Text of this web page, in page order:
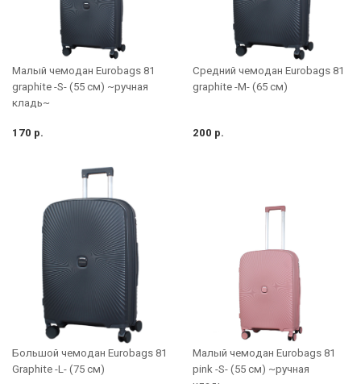
Малый чемодан Eurobags 81
graphite -S- (55 см) ~ручная
кладь~
170 р.
Средний чемодан Eurobags 81
graphite -M- (65 см)
200 р.
Большой чемодан Eurobags 81
Graphite -L- (75 см)
Малый чемодан Eurobags 81
pink -S- (55 см) ~ручная